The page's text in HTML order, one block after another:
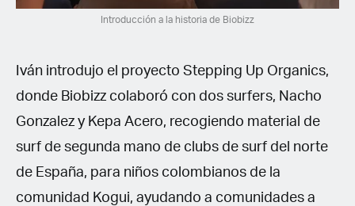
Introducción a la historia de Biobizz
Iván introdujo el proyecto Stepping Up Organics,
donde Biobizz colaboró con dos surfers, Nacho
Gonzalez y Kepa Acero, recogiendo material de
surf de segunda mano de clubs de surf del norte
de España, para niños colombianos de la
comunidad Kogui, ayudando a comunidades a